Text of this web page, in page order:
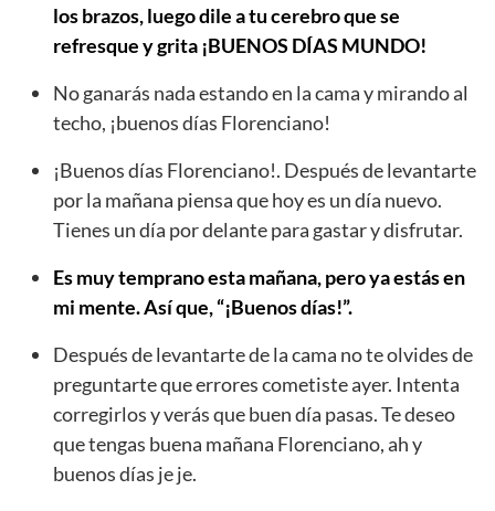
los brazos, luego dile a tu cerebro que se
refresque y grita ¡BUENOS DÍAS MUNDO!
No ganarás nada estando en la cama y mirando al
techo, ¡buenos días Florenciano!
¡Buenos días Florenciano!. Después de levantarte
por la mañana piensa que hoy es un día nuevo.
Tienes un día por delante para gastar y disfrutar.
Es muy temprano esta mañana, pero ya estás en
mi mente. Así que, “¡Buenos días!”.
Después de levantarte de la cama no te olvides de
preguntarte que errores cometiste ayer. Intenta
corregirlos y verás que buen día pasas. Te deseo
que tengas buena mañana Florenciano, ah y
buenos días je je.